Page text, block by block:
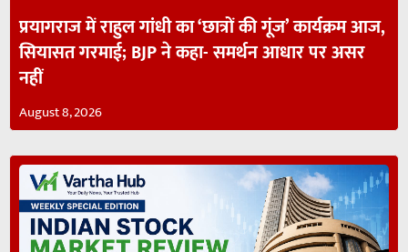
प्रयागराज में राहुल गांधी का ‘छात्रों की गूंज’ कार्यक्रम आज,
सियासत गरमाई; BJP ने कहा- समर्थन आधार पर असर
नहीं
August 8, 2026